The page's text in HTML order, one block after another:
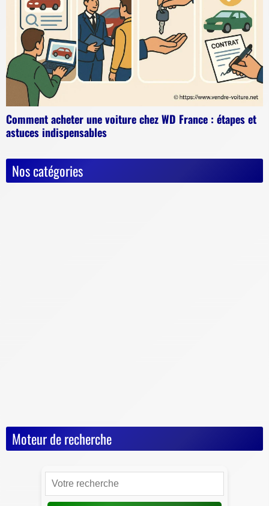
Comment acheter une voiture chez WD France : étapes et
astuces indispensables
Nos catégories
Moteur de recherche